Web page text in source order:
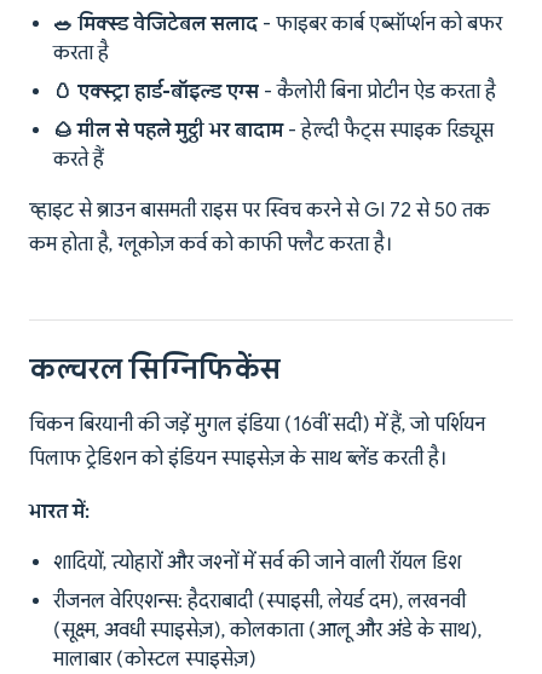
🥗 मिक्स्ड वेजिटेबल सलाद - फाइबर कार्ब एब्सॉर्प्शन को बफर
करता है
🥚 एक्स्ट्रा हार्ड-बॉइल्ड एग्स - कैलोरी बिना प्रोटीन ऐड करता है
🌰 मील से पहले मुट्ठी भर बादाम- हेल्दी फैट्स स्पाइक रिड्यूस
करते हैं
व्हाइट से ब्राउन बासमती राइस पर स्विच करने से GI 72 से 50 तक
कम होता है, ग्लूकोज़ कर्व को काफी फ्लैट करता है।
कल्चरल सिग्निफिकेंस
चिकन बिरयानी की जड़ें मुगल इंडिया (16वीं सदी) में हैं, जो पर्शियन
पिलाफ ट्रेडिशन को इंडियन स्पाइसेज़ के साथ ब्लेंड करती है।
भारत में:
शादियों, त्योहारों और जश्नों में सर्व की जाने वाली रॉयल डिश
रीजनल वेरिएशन्स: हैदराबादी (स्पाइसी, लेयर्ड दम), लखनवी
(सूक्ष्म, अवधी स्पाइसेज़), कोलकाता (आलू और अंडे के साथ),
मालाबार (कोस्टल स्पाइसेज़)